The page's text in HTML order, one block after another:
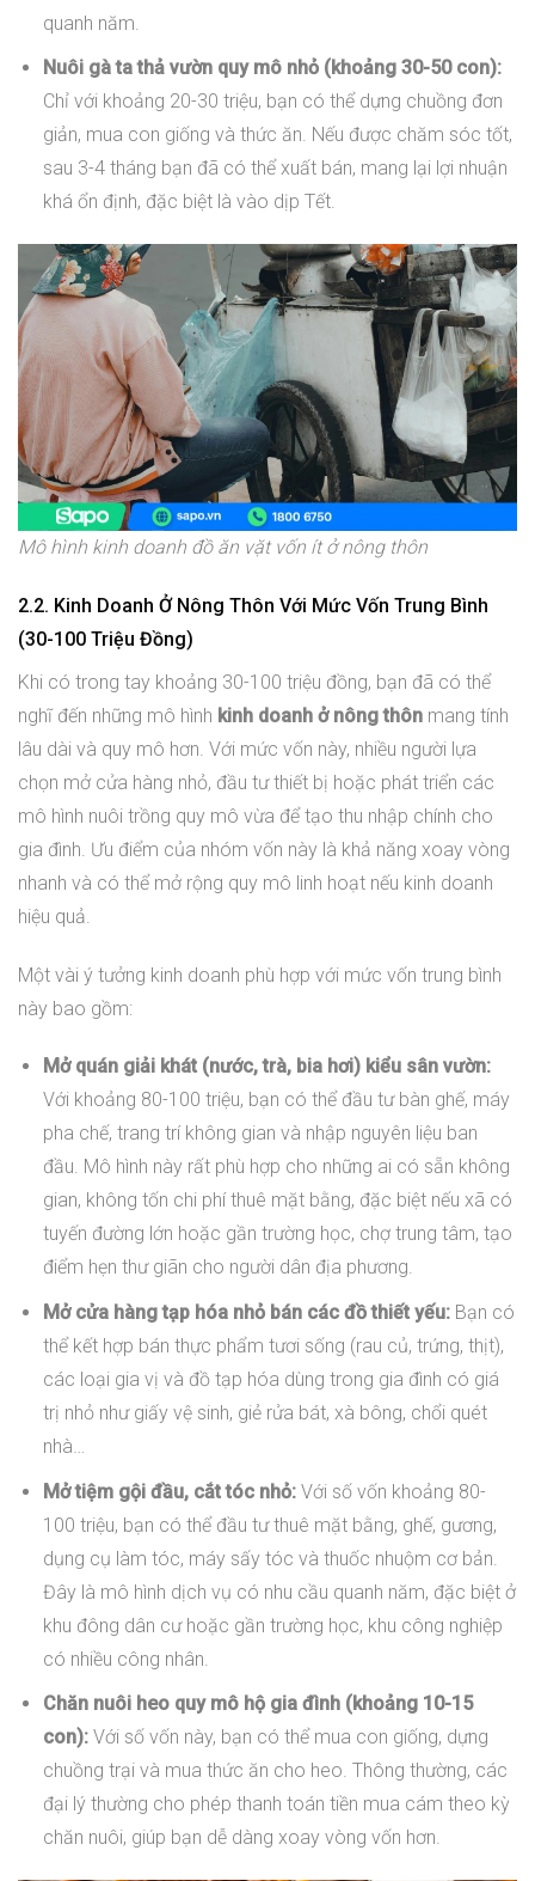
quanh năm.
Nuôi gà ta thả vườn quy mô nhỏ (khoảng 30-50 con):
Chỉ với khoảng 20-30 triệu, bạn có thể dựng chuồng đơn
giản, mua con giống và thức ăn. Nếu được chăm sóc tốt,
sau 3-4 tháng bạn đã có thể xuất bán, mang lại lợi nhuận
khá ổn định, đặc biệt là vào dịp Tết.
Mô hình kinh doanh đồ ăn vặt vốn ít ở nông thôn
2.2. Kinh Doanh Ở Nông Thôn Với Mức Vốn Trung Bình
(30-100 Triệu Đồng)
Khi có trong tay khoảng 30-100 triệu đồng, bạn đã có thể
nghĩ đến những mô hình kinh doanh ở nông thôn mang tính
lâu dài và quy mô hơn. Với mức vốn này, nhiều người lựa
chọn mở cửa hàng nhỏ, đầu tư thiết bị hoặc phát triển các
mô hình nuôi trồng quy mô vừa để tạo thu nhập chính cho
gia đình. Ưu điểm của nhóm vốn này là khả năng xoay vòng
nhanh và có thể mở rộng quy mô linh hoạt nếu kinh doanh
hiệu quả.
Một vài ý tưởng kinh doanh phù hợp với mức vốn trung bình
này bao gồm:
Mở quán giải khát (nước, trà, bia hơi) kiểu sân vườn:
Với khoảng 80-100 triệu, bạn có thể đầu tư bàn ghế, máy
pha chế, trang trí không gian và nhập nguyên liệu ban
đầu. Mô hình này rất phù hợp cho những ai có sẵn không
gian, không tốn chi phí thuê mặt bằng, đặc biệt nếu xã có
tuyến đường lớn hoặc gần trường học, chợ trung tâm, tạo
điểm hẹn thư giãn cho người dân địa phương.
Mở cửa hàng tạp hóa nhỏ bán các đồ thiết yếu:Bạn có
thể kết hợp bán thực phẩm tươi sống (rau củ, trứng, thịt),
các loại gia vị và đồ tạp hóa dùng trong gia đình có giá
trị nhỏ như giấy vệ sinh, giẻ rửa bát, xà bông, chổi quét
nhà…
Mở tiệm gội đầu, cắt tóc nhỏ:Với số vốn khoảng 80-
100 triệu, bạn có thể đầu tư thuê mặt bằng, ghế, gương,
dụng cụ làm tóc, máy sấy tóc và thuốc nhuộm cơ bản.
Đây là mô hình dịch vụ có nhu cầu quanh năm, đặc biệt ở
khu đông dân cư hoặc gần trường học, khu công nghiệp
có nhiều công nhân.
Chăn nuôi heo quy mô hộ gia đình (khoảng 10-15
con):Với số vốn này, bạn có thể mua con giống, dựng
chuồng trại và mua thức ăn cho heo. Thông thường, các
đại lý thường cho phép thanh toán tiền mua cám theo kỳ
chăn nuôi, giúp bạn dễ dàng xoay vòng vốn hơn.